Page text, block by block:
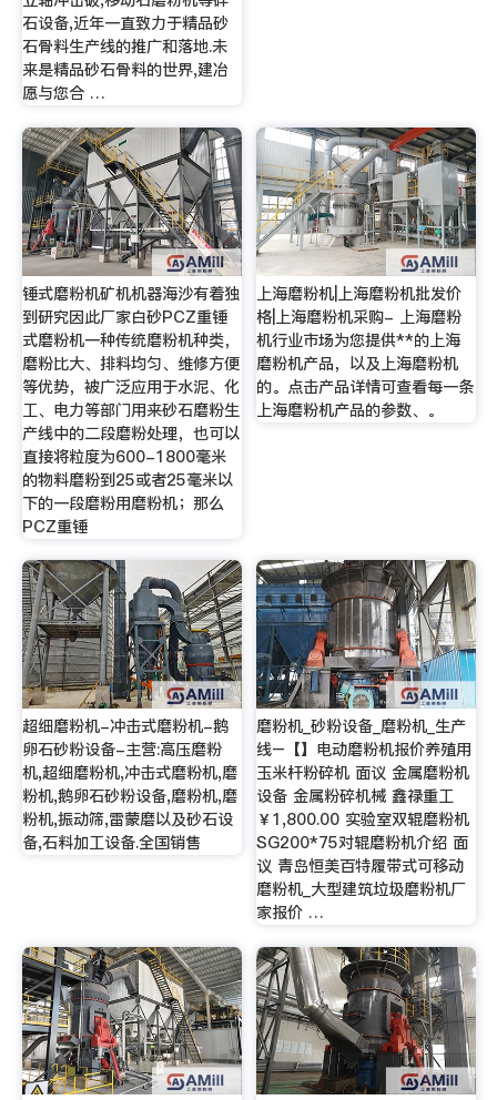
石设备,近年一直致力于精品砂
石骨料生产线的推广和落地.未
来是精品砂石骨料的世界,建冶
愿与您合 …
锤式磨粉机矿机机器海沙有着独
到研究因此厂家白砂PCZ重锤
式磨粉机一种传统磨粉机种类，
磨粉比大、排料均匀、维修方便
等优势，被广泛应用于水泥、化
工、电力等部门用来砂石磨粉生
产线中的二段磨粉处理，也可以
直接将粒度为600-1800毫米
的物料磨粉到25或者25毫米以
下的一段磨粉用磨粉机；那么
PCZ重锤
上海磨粉机|上海磨粉机批发价
格|上海磨粉机采购- 上海磨粉
机行业市场为您提供**的上海
磨粉机产品，以及上海磨粉机
的。点击产品详情可查看每一条
上海磨粉机产品的参数、。
超细磨粉机-冲击式磨粉机-鹅
卵石砂粉设备-主营:高压磨粉
机,超细磨粉机,冲击式磨粉机,磨
粉机,鹅卵石砂粉设备,磨粉机,磨
粉机,振动筛,雷蒙磨以及砂石设
备,石料加工设备.全国销售
磨粉机_砂粉设备_磨粉机_生产
线–【】电动磨粉机报价养殖用
玉米杆粉碎机 面议 金属磨粉机
设备 金属粉碎机械 鑫禄重工
￥1,800.00 实验室双辊磨粉机
SG200*75对辊磨粉机介绍 面
议 青岛恒美百特履带式可移动
磨粉机_大型建筑垃圾磨粉机厂
家报价 …